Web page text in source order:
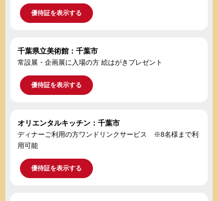
優待証を表示する
千葉県立美術館：千葉市
常設展・企画展に入場の方 絵はがきプレゼント
優待証を表示する
オリエンタルキッチン：千葉市
ディナーご利用の方ワンドリンクサービス ※8名様まで利
用可能
優待証を表示する